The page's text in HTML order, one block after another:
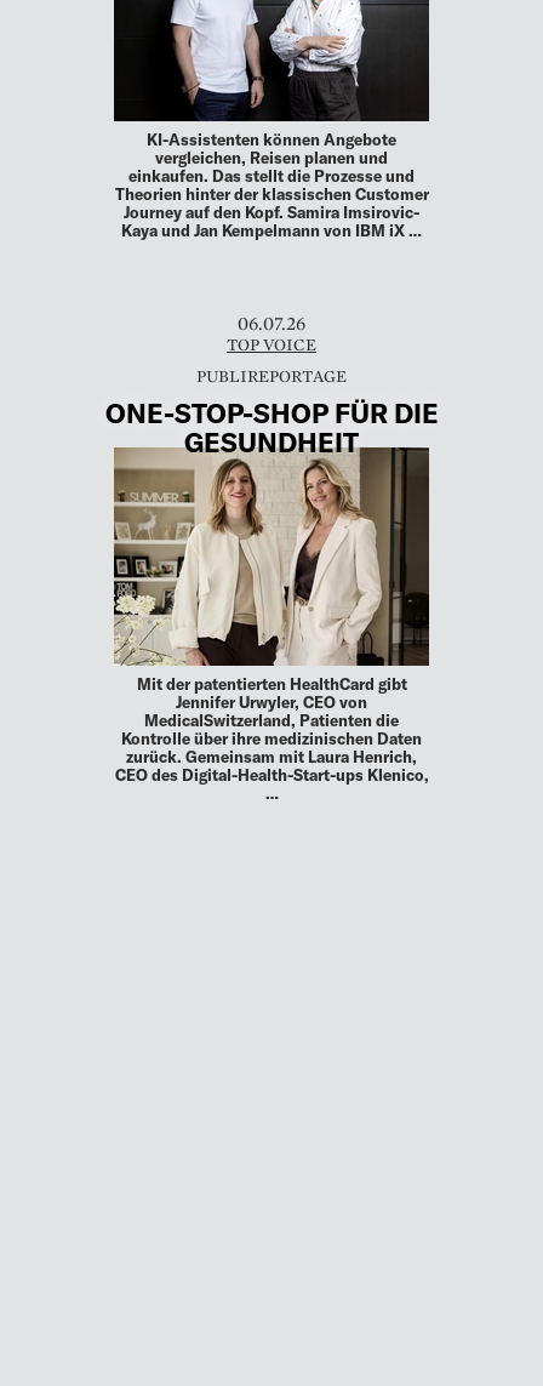
KI-Assistenten können Angebote
vergleichen, Reisen planen und
einkaufen. Das stellt die Prozesse und
Theorien hinter der klassischen Customer
Journey auf den Kopf. Samira Imsirovic-
Kaya und Jan Kempelmann von IBM iX …
06.07.26
TOP VOICE
ONE-STOP-SHOP FÜR DIE
GESUNDHEIT
Mit der patentierten HealthCard gibt
Jennifer Urwyler, CEO von
MedicalSwitzerland, Patienten die
Kontrolle über ihre medizinischen Daten
zurück. Gemeinsam mit Laura Henrich,
CEO des Digital-Health-Start-ups Klenico,
…